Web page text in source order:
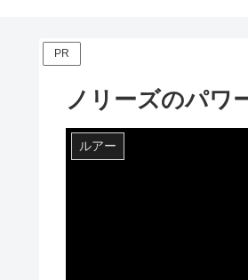
PR
ノリーズのパワ
ルアー